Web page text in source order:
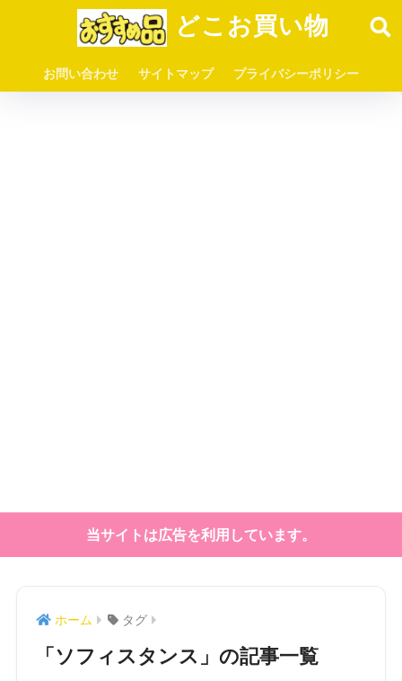
どこお買い物
お問い合わせ サイトマップ プライバシーポリシー
当サイトは広告を利用しています。
ホーム タグ
「ソフィスタンス」の記事一覧